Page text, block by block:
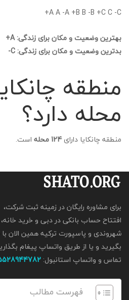
A A -A +B B -B +C C -C+
بهترین وضعیت و مکان برای زندگی: A+
بدترین وضعیت و مکان برای زندگی: C-
منطقه
محله دارد؟
منطقه چانکایا دارای124 محله است.
برای مشاوره رایگان در زمینه ثبت شرکت،
افتتاح حساب بانکی در دبی و خرید
شهروندی و پاسپورت ترکیه همین الان
بگیرید و یا از طریق واتساپ پیغام
تماس و واتساپ استانبول:
فهرست مطالب